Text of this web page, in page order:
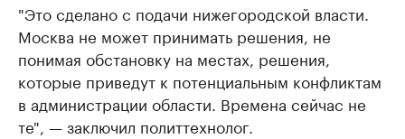
"Это сделано с подачи нижегородской власти.
Москва не может принимать решения, не
понимая обстановку на местах, решения,
которые приведут к потенциальным конфликтам
в администрации области. Времена сейчас не
те", — заключил политтехнолог.